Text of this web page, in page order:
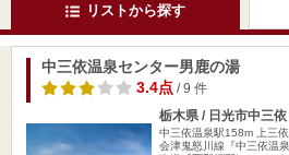
リストから探す
中三依温泉センター男鹿の湯
3.4点/ 9 件
栃木県 / 日光市中三
中三依温泉駅158m
上三
会津鬼怒川線『中三依温